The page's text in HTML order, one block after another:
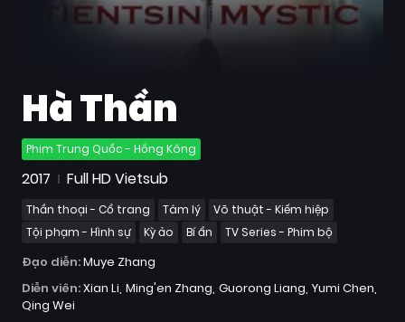
Hà Thần
Phim Trung Quốc - Hồng Kông
2017 Full HD Vietsub
Thần thoại - Cổ trang Tâm lý
Võ thuật - Kiếm hiệp
Tội phạm - Hình sự
Kỳ ảo Bí ẩn TV Series - Phim bộ
Đạo diễn:Muye Zhang
Diễn viên:Xian Li Ming'en Zhang Guorong Liang Yumi Chen
Qing Wei